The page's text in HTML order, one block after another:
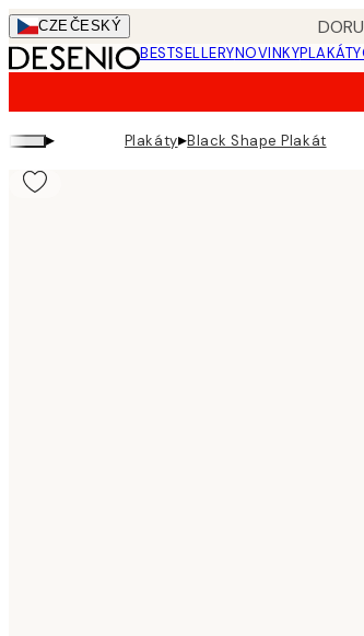
Skip
to
main
CZEČESKÝ
BESTSELLERYNOVINKYPLAKÁTY
▸ Plakáty▸Black Shape Plakát